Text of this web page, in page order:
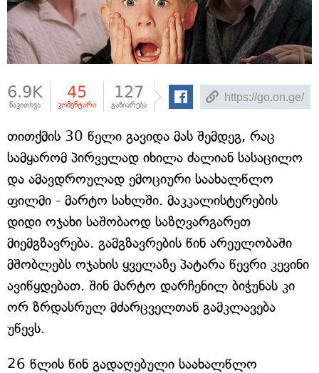
6.9K
წაკითხვა
45
კომენტარი
127
გაზიარება
თითქმის 30 წელი გავიდა მას შემდეგ, რაც
სამყარომ პირველად იხილა ძალიან სასაცილო
და ამავდროულად ემოციური საახალწლო
ფილმი - მარტო სახლში. მაკკალისტერების
დიდი ოჯახი საშობაოდ საზღვარგარეთ
მიემგზავრება. გამგზავრების წინ არეულობაში
მშობლებს ოჯახის ყველაზე პატარა წევრი კევინი
ავიწყდებათ. შინ მარტო დარჩენილ ბიჭუნას კი
ორ ზრდასრულ მძარცველთან გამკლავება
უწევს.
26 წლის წინ გადაღებული საახალწლო